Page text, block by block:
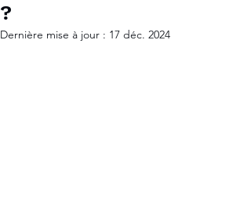
?
Dernière mise à jour : 17 déc. 2024